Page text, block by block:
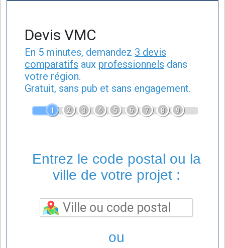
Devis VMC
En 5 minutes, demandez 3 devis
comparatifs aux professionnels dans
votre région.
Gratuit, sans pub et sans engagement.
1 2 3 4 5 6 7 8 9
Entrez le code postal ou la
ville de votre projet :
ou